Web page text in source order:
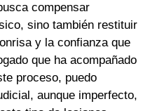
compensar
sino también restituir
y la confianza que
que ha acompañado
proceso, puedo
aunque imperfecto,